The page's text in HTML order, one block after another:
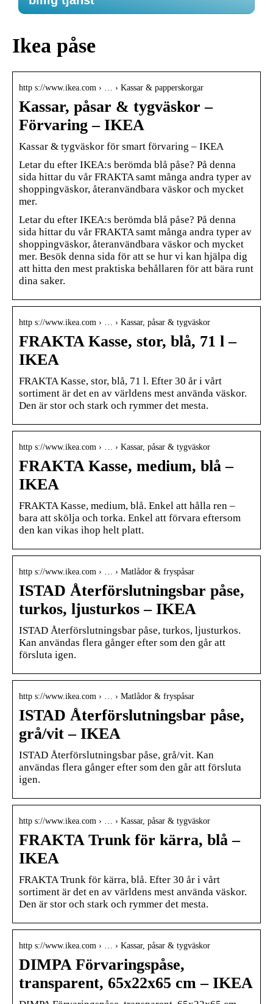
Ikea påse
http s://www.ikea.com › … › Kassar & papperskorgar
Kassar, påsar & tygväskor –
Förvaring – IKEA
Kassar & tygväskor för smart förvaring – IKEA
Letar du efter IKEA:s berömda blå påse? På denna
sida hittar du vår FRAKTA samt många andra typer av
shoppingväskor, återanvändbara väskor och mycket
mer.
Letar du efter IKEA:s berömda blå påse? På denna
sida hittar du vår FRAKTA samt många andra typer av
shoppingväskor, återanvändbara väskor och mycket
mer. Besök denna sida för att se hur vi kan hjälpa dig
att hitta den mest praktiska behållaren för att bära runt
dina saker.
http s://www.ikea.com › … › Kassar, påsar & tygväskor
FRAKTA Kasse, stor, blå, 71 l –
IKEA
FRAKTA Kasse, stor, blå, 71 l. Efter 30 år i vårt
sortiment är det en av världens mest använda väskor.
Den är stor och stark och rymmer det mesta.
http s://www.ikea.com › … › Kassar, påsar & tygväskor
FRAKTA Kasse, medium, blå –
IKEA
FRAKTA Kasse, medium, blå. Enkel att hålla ren –
bara att skölja och torka. Enkel att förvara eftersom
den kan vikas ihop helt platt.
http s://www.ikea.com › … › Matlådor & fryspåsar
ISTAD Återförslutningsbar påse,
turkos, ljusturkos – IKEA
ISTAD Återförslutningsbar påse, turkos, ljusturkos.
Kan användas flera gånger efter som den går att
försluta igen.
http s://www.ikea.com › … › Matlådor & fryspåsar
ISTAD Återförslutningsbar påse,
grå/vit – IKEA
ISTAD Återförslutningsbar påse, grå/vit. Kan
användas flera gånger efter som den går att försluta
igen.
http s://www.ikea.com › … › Kassar, påsar & tygväskor
FRAKTA Trunk för kärra, blå –
IKEA
FRAKTA Trunk för kärra, blå. Efter 30 år i vårt
sortiment är det en av världens mest använda väskor.
Den är stor och stark och rymmer det mesta.
http s://www.ikea.com › … › Kassar, påsar & tygväskor
DIMPA Förvaringspåse,
transparent, 65x22x65 cm – IKEA